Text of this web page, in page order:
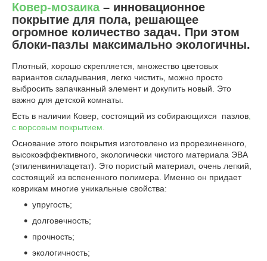
Ковер-мозаика– инновационное
покрытие для пола, решающее
огромное количество задач. При этом
блоки-пазлы максимально экологичны.
Плотный, хорошо скрепляется, множество цветовых
вариантов складывания, легко чистить, можно просто
выбросить запачканный элемент и докупить новый. Это
важно для детской комнаты.
Есть в наличии Ковер, состоящий из собирающихся пазлов
с ворсовым покрытием
Основание этого покрытия изготовлено из прорезиненного,
высокоэффективного, экологически чистого материала ЭВА
(этиленвинилацетат). Это пористый материал, очень легкий,
состоящий из вспененного полимера. Именно он придает
коврикам многие уникальные свойства:
упругость;
долговечность;
прочность;
экологичность;